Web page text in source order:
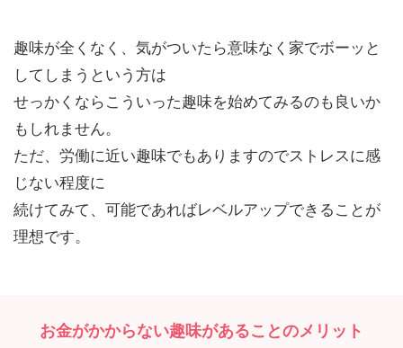
趣味が全くなく、気がついたら意味なく家でボーッと
してしまうという方は
せっかくならこういった趣味を始めてみるのも良いか
もしれません。
ただ、労働に近い趣味でもありますのでストレスに感
じない程度に
続けてみて、可能であればレベルアップできることが
理想です。
お金がかからない趣味があることのメリット